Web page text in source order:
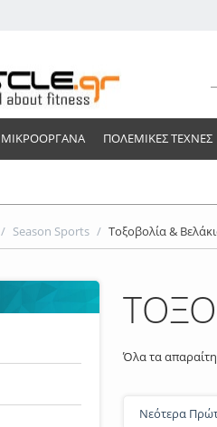
ΜΙΚΡΟΟΡΓΑΝΑ ΠΟΛΕΜΙΚΕΣ ΤΕΧΝΕΣ
/ Season Sports / Τοξοβολία &
Όλα τα
Νεότερα